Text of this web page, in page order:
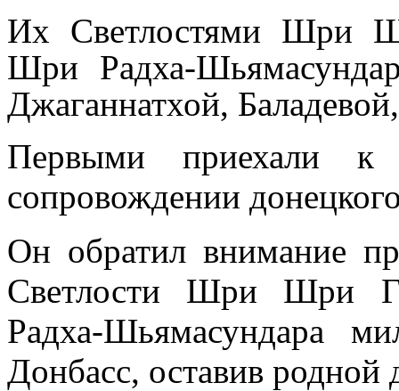
Их Светлостями Шри
Шри Радха-
Джаганнатхой,
Первыми приехали
сопровождении
Он обратил внимание
Светлости Шри Шри
Радха-Шьямасундара
Донбасс, оставив